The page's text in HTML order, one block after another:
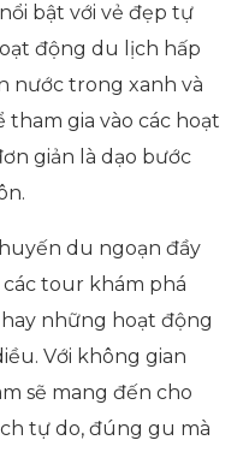
bật với vẻ đẹp tự
động du lịch hấp
nước trong xanh và
tham gia vào các hoạt
giản là dạo bước
du ngoạn đầy
tour khám phá
những hoạt động
Với không gian
sẽ mang đến cho
tự do, đúng gu mà